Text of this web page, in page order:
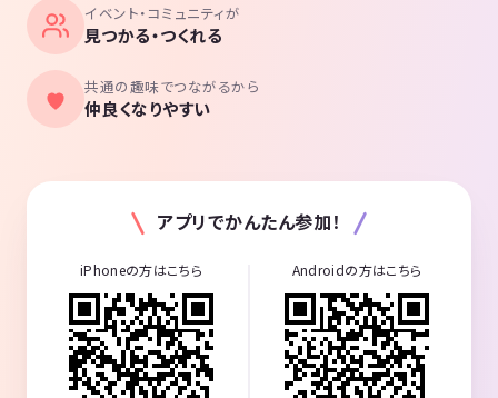
イベント・コミュニティが
見つかる・つくれる
共通の趣味でつながるから
仲良くなりやすい
アプリでかんたん参加！
iPhoneの方はこちら Androidの方はこちら